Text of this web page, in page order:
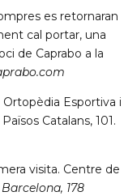
es retornaran
cal portar, una
de Caprabo a la
Ortopèdia Esportiva i
Catalans, 101.
visita. Centre de
178